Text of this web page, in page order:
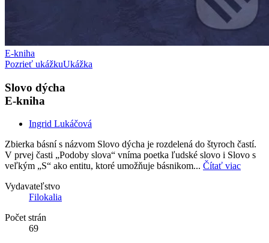
E-kniha
Pozrieť ukážkuUkážka
Slovo dýcha
E-kniha
Ingrid Lukáčová
Zbierka básní s názvom Slovo dýcha je rozdelená do štyroch častí.
V prvej časti „Podoby slova“ vníma poetka ľudské slovo i Slovo s
veľkým „S“ ako entitu, ktoré umožňuje básnikom... Čítať viac
Vydavateľstvo
Filokalia
Počet strán
69